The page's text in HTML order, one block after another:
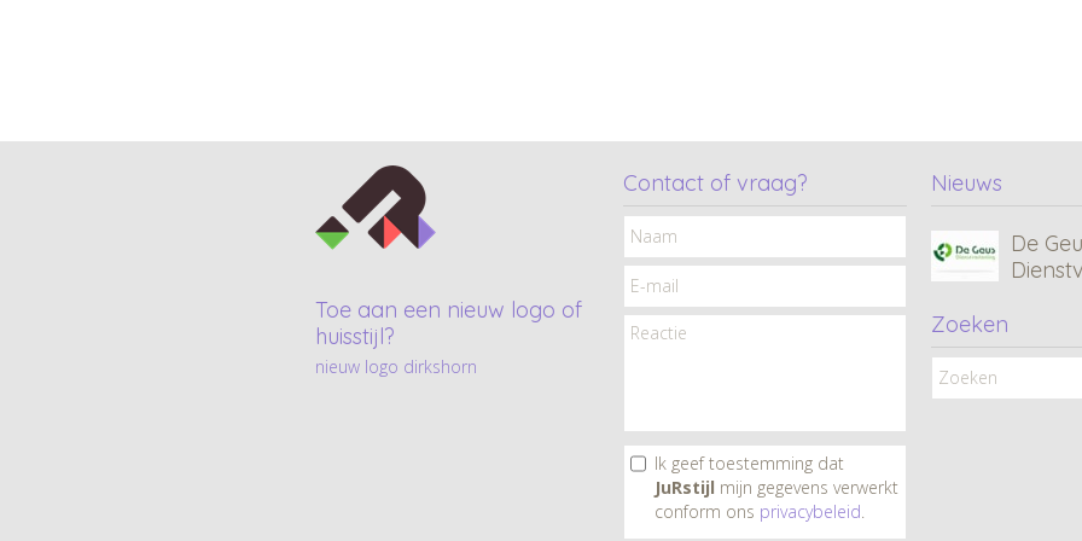
Toe aan een nieuw logo of
huisstijl?
nieuw logo dirkshorn
Contact of vraag?
Ik geef toestemming dat
JuRstijl mijn gegevens verwerkt
conform ons privacybeleid
Nieuws
De
Zoeken